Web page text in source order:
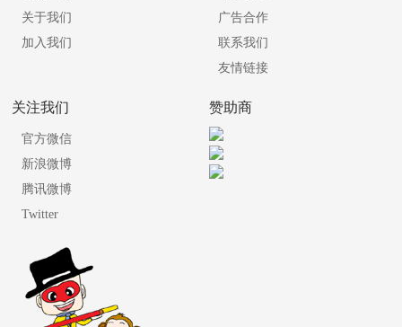
关于我们
加入我们
广告合作
联系我们
友情链接
关注我们
官方微信
新浪微博
腾讯微博
Twitter
赞助商